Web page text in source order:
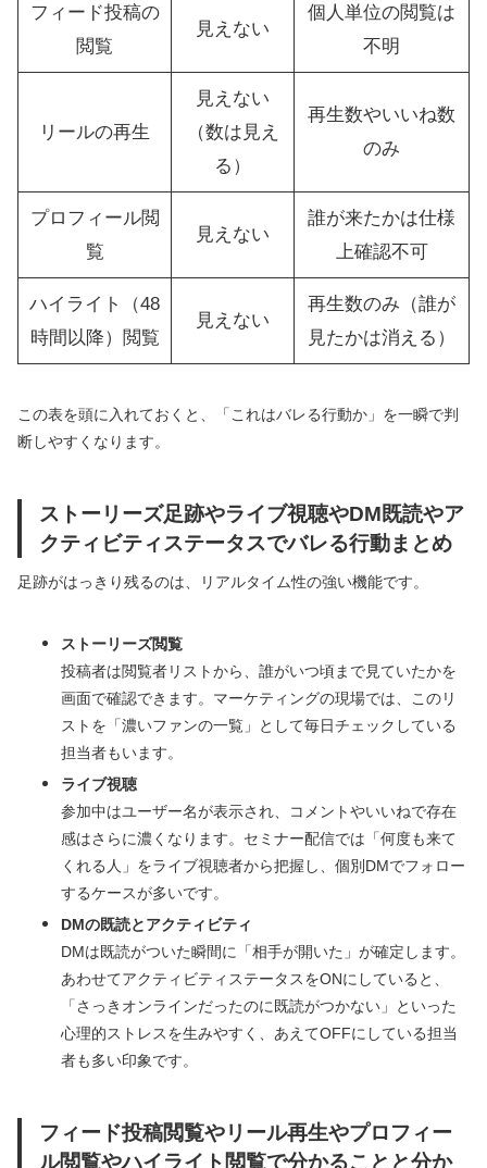
フィード投稿の
閲覧
見えない
個人単位の閲覧は
不明
リールの再生
見えない
（数は見え
る）
再生数やいいね数
のみ
プロフィール閲
覧
見えない
誰が来たかは仕様
上確認不可
ハイライト（48
時間以降）閲覧
見えない
再生数のみ（誰が
見たかは消える）
この表を頭に入れておくと、「これはバレる行動か」を一瞬で判
断しやすくなります。
ストーリーズ足跡やライブ視聴やDM既読やア
クティビティステータスでバレる行動まとめ
足跡がはっきり残るのは、リアルタイム性の強い機能です。
ストーリーズ閲覧
投稿者は閲覧者リストから、誰がいつ頃まで見ていたかを
画面で確認できます。マーケティングの現場では、このリ
ストを「濃いファンの一覧」として毎日チェックしている
担当者もいます。
ライブ視聴
参加中はユーザー名が表示され、コメントやいいねで存在
感はさらに濃くなります。セミナー配信では「何度も来て
くれる人」をライブ視聴者から把握し、個別DMでフォロー
するケースが多いです。
DMの既読とアクティビティ
DMは既読がついた瞬間に「相手が開いた」が確定します。
あわせてアクティビティステータスをONにしていると、
「さっきオンラインだったのに既読がつかない」といった
心理的ストレスを生みやすく、あえてOFFにしている担当
者も多い印象です。
フィード投稿閲覧やリール再生やプロフィー
ル閲覧やハイライト閲覧で分かることと分か